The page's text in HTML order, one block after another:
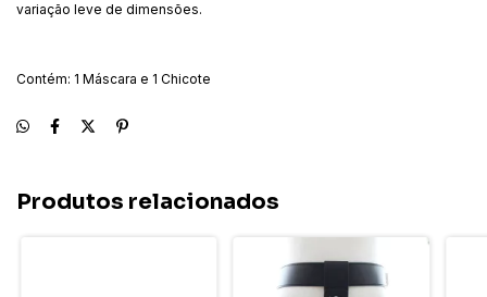
variação leve de dimensões.
Contém: 1 Máscara e 1 Chicote
Produtos relacionados